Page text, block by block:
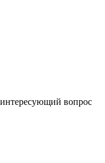
вопрос